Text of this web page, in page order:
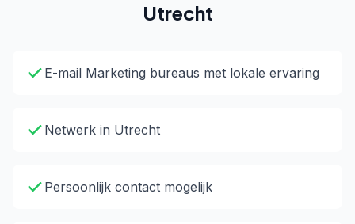
Utrecht
E-mail Marketing bureaus met lokale ervaring
Netwerk in Utrecht
Persoonlijk contact mogelijk